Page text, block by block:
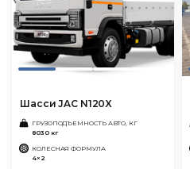
Шасси JAC N120X
ГРУЗОПОДЪЕМНОСТЬ АВТО, КГ
8030 кг
КОЛЕСНАЯ ФОРМУЛА
4×2